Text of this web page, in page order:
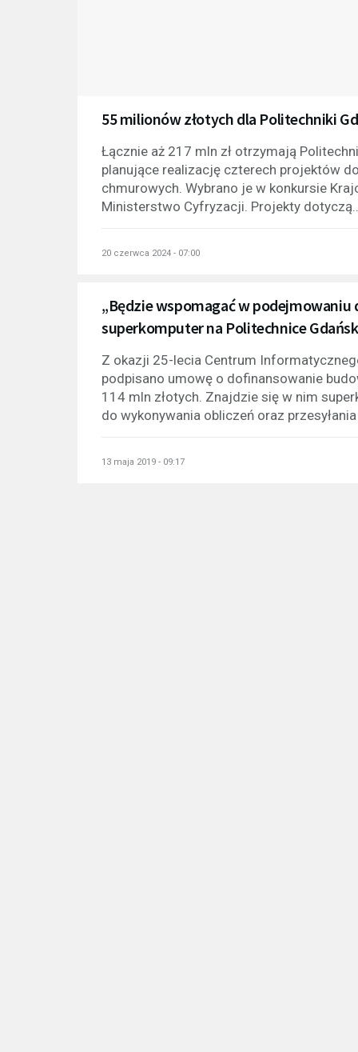
55 milionów złotych dla Politechniki
Łącznie aż 217 mln zł otrzymają
planujące realizację czterech projektów
chmurowych. Wybrano je w konkursie
Ministerstwo Cyfryzacji. Projekty
20 czerwca 2024 - 07:00
„Będzie wspomagać w podejmowaniu
superkomputer na Politechnice
Z okazji 25-lecia Centrum
podpisano umowę o dofinansowanie
114 mln złotych. Znajdzie się w nim
do wykonywania obliczeń oraz
13 maja 2019 - 09:17